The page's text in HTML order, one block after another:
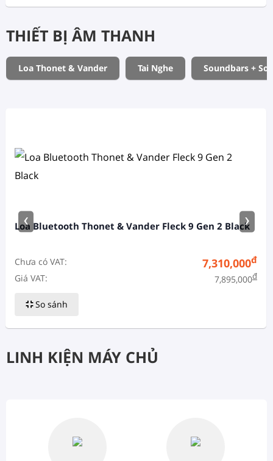
THIẾT BỊ ÂM THANH
Loa Thonet & Vander Tai Nghe Soundbars +
Loa Bluetooth Thonet & Vander Fleck 9 Gen 2 Black
Chưa có VAT: 7,310,000đ
Giá VAT: 7,895,000đ
So sánh
‹ ›
LINH KIỆN MÁY CHỦ